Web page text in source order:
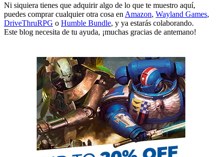
Ni siquiera tienes que adquirir algo de lo que te muestro aquí,
puedes comprar cualquier otra cosa en Amazon, Wayland Games,
DriveThruRPG o Humble Bundle, y ya estarás colaborando.
Este blog necesita de tu ayuda, ¡muchas gracias de antemano!